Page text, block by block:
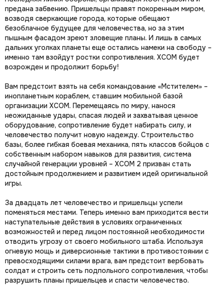
предана забвению. Пришельцы правят покоренным миром,
возводя сверкающие города, которые обещают
безоблачное будущее для человечества, но за этим
пышным фасадом зреют зловещие планы. И лишь в самых
дальних уголках планеты еще остались намеки на свободу –
именно там взойдут ростки сопротивления. XCOM будет
возрожден и продолжит борьбу!
Вам предстоит взять на себя командование «Мстителем» –
инопланетным кораблем, ставшим мобильной базой
организации XCOM. Перемещаясь по миру, нанося
неожиданные удары, спасая людей и захватывая ценное
оборудование, сопротивление будет набирать силу, и
человечество получит новую надежду. Строительство
базы, более гибкая боевая механика, пять классов бойцов с
собственным набором навыков для развития, система
случайной генерации уровней – XCOM 2 призван стать
достойным продолжением и развитием идей оригинальной
игры.
За двадцать лет человечество и пришельцы успели
поменяться местами. Теперь именно вам приходится вести
наступательные действия в условиях ограниченных
возможностей и перед лицом постоянной необходимости
отводить угрозу от своего мобильного штаба. Используя
огневую мощь и диверсионные тактики в противостоянии с
превосходящими силами врага, вам предстоит вербовать
солдат и строить сеть подпольного сопротивления, чтобы
разрушить планы пришельцев и спасти человечество.